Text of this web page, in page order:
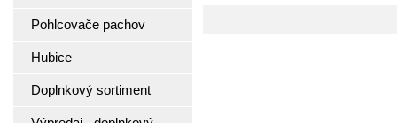
Pohlcovače pachov
Hubice
Doplnkový sortiment